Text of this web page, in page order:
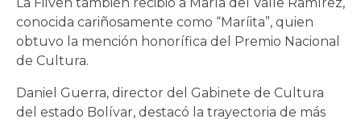
conocida cariñosamente como “Maríita”, quien
obtuvo la mención honorífica del Premio Nacional
de Cultura.
Daniel Guerra, director del Gabinete de Cultura
del estado Bolívar, destacó la trayectoria de más